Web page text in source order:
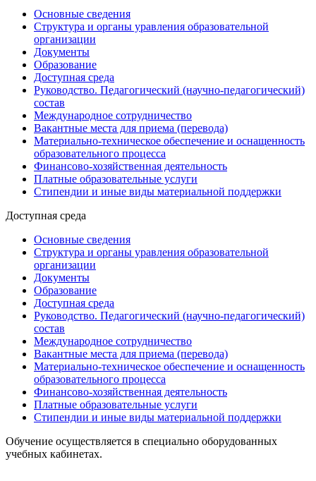
Основные сведения
Структура и органы уравления образовательной
организации
Документы
Образование
Доступная среда
Руководство. Педагогический (научно-педагогический)
состав
Международное сотрудничество
Вакантные места для приема (перевода)
Материально-техническое обеспечение и оснащенность
образовательного процесса
Финансово-хозяйственная деятельность
Платные образовательные услуги
Стипендии и иные виды материальной поддержки
Доступная среда
Основные сведения
Структура и органы уравления образовательной
организации
Документы
Образование
Доступная среда
Руководство. Педагогический (научно-педагогический)
состав
Международное сотрудничество
Вакантные места для приема (перевода)
Материально-техническое обеспечение и оснащенность
образовательного процесса
Финансово-хозяйственная деятельность
Платные образовательные услуги
Стипендии и иные виды материальной поддержки
Обучение осуществляется в специально оборудованных
учебных кабинетах.